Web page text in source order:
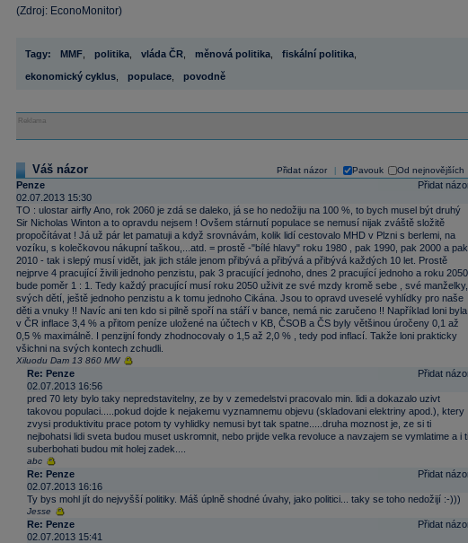
(Zdroj: EconoMonitor)
Tagy: MMF, politika, vláda ČR, měnová politika, fiskální politika,
ekonomický cyklus, populace, povodně
Reklama
Přidat názor Pavouk Od nejnovějších
Váš názor
Přidat
Penze
02.07.2013 15:30
TO : ulostar airfly Ano, rok 2060 je zdá se daleko, já se ho nedožiju na 100 %, to bych musel být druhý
Sir Nicholas Winton a to opravdu nejsem ! Ovšem stárnutí populace se nemusí nijak zváště složitě
propočítávat ! Já už pár let pamatuji a když srovnávám, kolik lidí cestovalo MHD v Plzni s berlemi, na
vozíku, s kolečkovou nákupní taškou,...atd. = prostě -"bílé hlavy" roku 1980 , pak 1990, pak 2000 a pak
2010 - tak i slepý musí vidět, jak jich stále jenom přibývá a přibývá a přibývá každých 10 let. Prostě
nejprve 4 pracující živili jednoho penzistu, pak 3 pracující jednoho, dnes 2 pracující jednoho a roku 2050
bude poměr 1 : 1. Tedy každý pracující musí roku 2050 uživit ze své mzdy kromě sebe , své manželky,
svých dětí, ještě jednoho penzistu a k tomu jednoho Cikána. Jsou to opravd uveselé vyhlídky pro naše
děti a vnuky !! Navíc ani ten kdo si pilně spoří na stáří v bance, nemá nic zaručeno !! Například loni byla
v ČR inflace 3,4 % a přitom peníze uložené na účtech v KB, ČSOB a ČS byly většinou úročeny 0,1 až
0,5 % maximálně. I penzijní fondy zhodnocovaly o 1,5 až 2,0 % , tedy pod inflací. Takže loni prakticky
všichni na svých kontech zchudli.
Xiluodu Dam 13 860 MW
Přidat
Re: Penze
02.07.2013 16:56
pred 70 lety bylo taky nepredstavitelny, ze by v zemedelstvi pracovalo min. lidi a dokazalo uzivt
takovou populaci.....pokud dojde k nejakemu vyznamnemu objevu (skladovani elektriny apod.), ktery
zvysi produktivitu prace potom ty vyhlidky nemusi byt tak spatne.....druha moznost je, ze si ti
nejbohatsi lidi sveta budou muset uskromnit, nebo prijde velka revoluce a navzajem se vymlatime a i ti
suberbohati budou mit holej zadek....
abc
Přidat
Re: Penze
02.07.2013 16:16
Ty bys mohl jít do nejvyšší politiky. Máš úplně shodné úvahy, jako politici... taky se toho nedožijí :-)))
Jesse
Přidat
Re: Penze
02.07.2013 15:41